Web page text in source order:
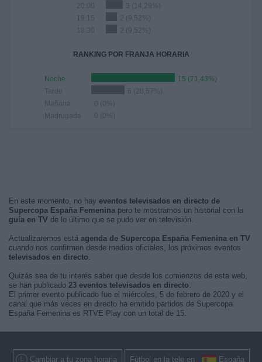
20:00
3 (14,29%)
19:15
2 (9,52%)
18:30
2 (9,52%)
RANKING POR FRANJA HORARIA
Noche
15 (71,43%)
Tarde
6 (28,57%)
Mañana
0 (0%)
Madrugada
0 (0%)
En este momento, no hay eventos televisados en directo de
Supercopa España Femenina pero te mostramos un historial con la
guía en TV de lo último que se pudo ver en televisión.
Actualizaremos está agenda de Supercopa España Femenina en TV
cuando nos confirmen desde medios oficiales, los próximos eventos
televisados en directo.
Quizás sea de tu interés saber que desde los comienzos de esta web,
se han publicado 23 eventos televisados en directo.
El primer evento publicado fue el miércoles, 5 de febrero de 2020 y el
canal que más veces en directo ha emitido partidos de Supercopa
España Femenina es RTVE Play con un total de 15.
Cambiar a tu zona horaria Fútbol en la tele en España